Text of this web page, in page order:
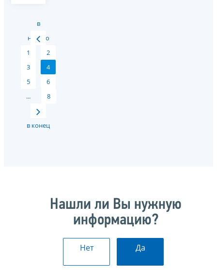
в
начало
1
2
3
4
5
6
...
8
в конец
Нашли ли Вы нужную
информацию?
Нет Да